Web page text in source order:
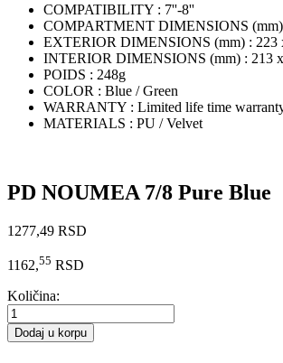
COMPATIBILITY : 7''-8''
COMPARTMENT DIMENSIONS
EXTERIOR DIMENSIONS (mm) : 223
INTERIOR DIMENSIONS (mm) : 213
POIDS : 248g
COLOR : Blue / Green
WARRANTY : Limited life time
MATERIALS : PU / Velvet
PD NOUMEA 7/8 Pure Blue
1277,49 RSD
1162,55 RSD
Količina:
Dodaj u korpu